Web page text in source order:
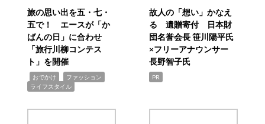
旅の思い出を五・七・
五で！ エースが「か
ばんの日」に合わせ
「旅行川柳コンテス
ト」を開催
おでかけ ファッション
ライフスタイル
故人の「想い」かなえ
る 遺贈寄付 日本財
団名誉会長 笹川陽平氏
×フリーアナウンサー
長野智子氏
PR